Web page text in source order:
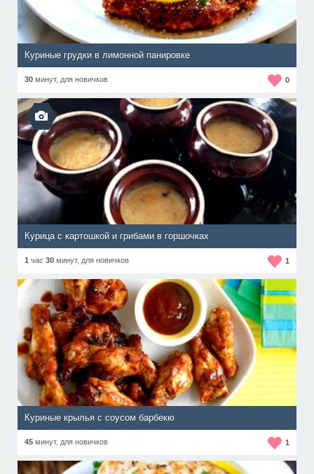
Куриные грудки в лимонной панировке
30 минут, для новичков 0
Курица с картошкой и грибами в горшочках
1 час 30 минут, для новичков 1
Куриные крылья с соусом барбекю
45 минут, для новичков 1